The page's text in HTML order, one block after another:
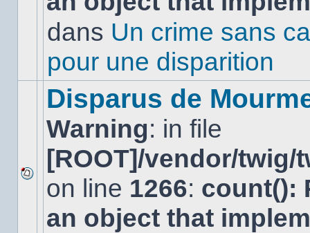
est
verrouillé,
vous
pouvez
pas
modifier
messages
poster
réponse.
dans Un crime sans
pour une disparition
Aucun
nouveau
message
non-
Disparus de
Warning: in file
[ROOT]/vendor/
on line 1266: count():
an object that